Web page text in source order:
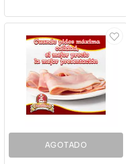
AGOTADO